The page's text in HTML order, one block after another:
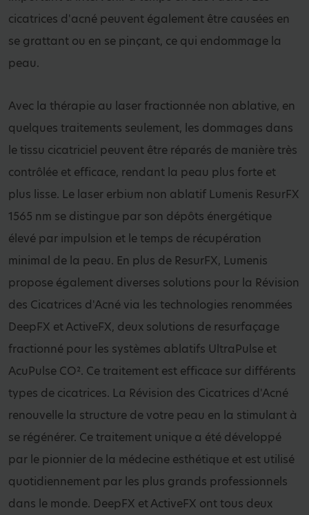
cicatrices d'acné peuvent également être causées en
se grattant ou en se pinçant, ce qui endommage la
peau.
Avec la thérapie au laser fractionnée non ablative, en
quelques traitements seulement, les dommages dans
le tissu cicatriciel peuvent être réparés de manière très
contrôlée et efficace, rendant la peau plus forte et
plus lisse. Le laser erbium non ablatif Lumenis ResurFX
1565 nm se distingue par son dépôts énergétique
élevé par impulsion et le temps de récupération
minimal de la peau. En plus de ResurFX, Lumenis
propose également diverses solutions pour la Révision
des Cicatrices d'Acné via les technologies renommées
DeepFX et ActiveFX, deux solutions de resurfaçage
fractionné pour les systèmes ablatifs UltraPulse et
AcuPulse CO². Ce traitement est efficace sur différents
types de cicatrices. La Révision des Cicatrices d'Acné
renouvelle la structure de votre peau en la stimulant à
se régénérer. Ce traitement unique a été développé
par le pionnier de la médecine esthétique et est utilisé
quotidiennement par les plus grands professionnels
dans le monde. DeepFX et ActiveFX ont tous deux